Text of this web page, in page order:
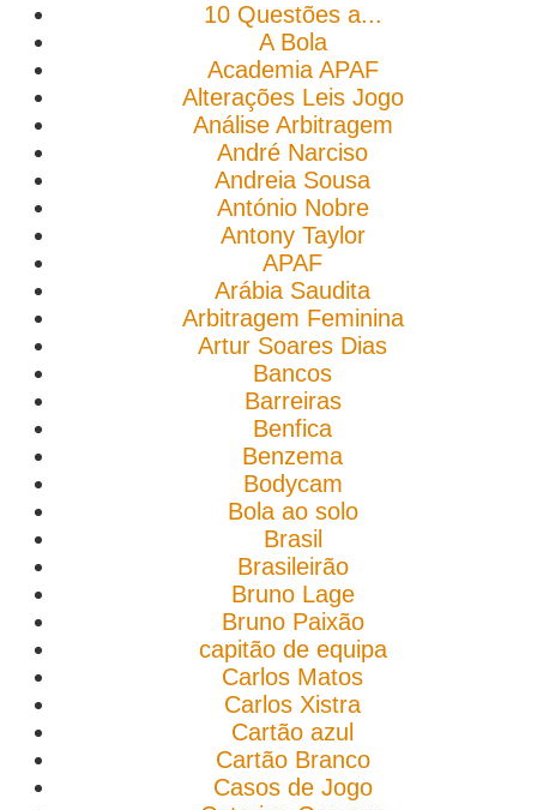
10 Questões a...
A Bola
Academia APAF
Alterações Leis Jogo
Análise Arbitragem
André Narciso
Andreia Sousa
António Nobre
Antony Taylor
APAF
Arábia Saudita
Arbitragem Feminina
Artur Soares Dias
Bancos
Barreiras
Benfica
Benzema
Bodycam
Bola ao solo
Brasil
Brasileirão
Bruno Lage
Bruno Paixão
capitão de equipa
Carlos Matos
Carlos Xistra
Cartão azul
Cartão Branco
Casos de Jogo